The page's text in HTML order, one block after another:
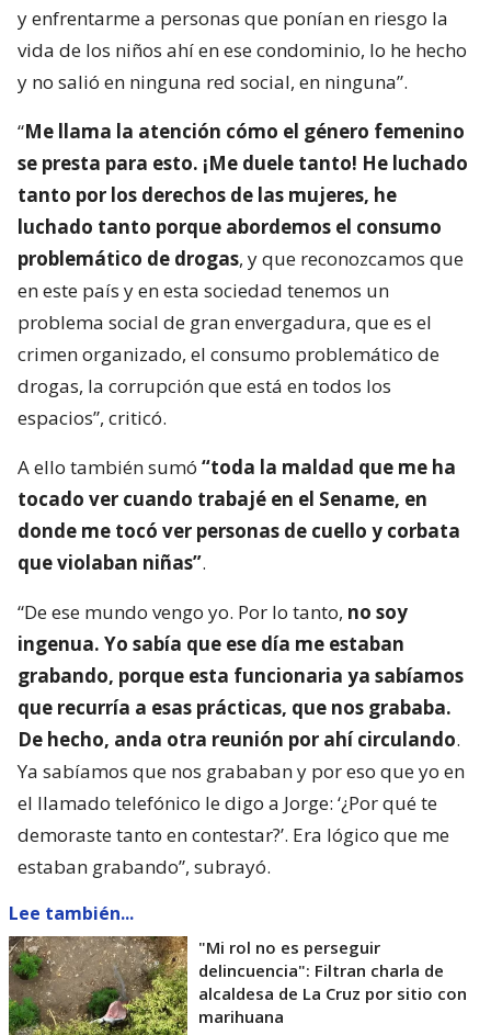
y enfrentarme a personas que ponían en riesgo la
vida de los niños ahí en ese condominio, lo he hecho
y no salió en ninguna red social, en ninguna”.
“Me llama la atención cómo el género femenino
se presta para esto. ¡Me duele tanto! He luchado
tanto por los derechos de las mujeres, he
luchado tanto porque abordemos el consumo
problemático de drogas, y que reconozcamos que
en este país y en esta sociedad tenemos un
problema social de gran envergadura, que es el
crimen organizado, el consumo problemático de
drogas, la corrupción que está en todos los
espacios”, criticó.
A ello también sumó “toda la maldad que me ha
tocado ver cuando trabajé en el Sename, en
donde me tocó ver personas de cuello y corbata
que violaban niñas”.
“De ese mundo vengo yo. Por lo tanto, no soy
ingenua. Yo sabía que ese día me estaban
grabando, porque esta funcionaria ya sabíamos
que recurría a esas prácticas, que nos grababa.
De hecho, anda otra reunión por ahí circulando.
Ya sabíamos que nos grababan y por eso que yo en
el llamado telefónico le digo a Jorge: ‘¿Por qué te
demoraste tanto en contestar?’. Era lógico que me
estaban grabando”, subrayó.
Lee también...
"Mi rol no es perseguir
delincuencia": Filtran charla de
alcaldesa de La Cruz por sitio con
marihuana